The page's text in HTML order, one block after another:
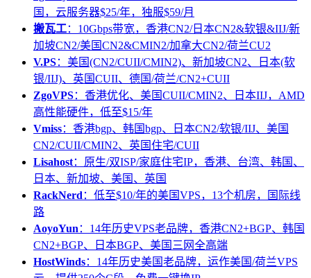
国，云服务器$25/年，独服$59/月
搬瓦工：10Gbps带宽，香港CN2/日本CN2&软银&IIJ/新
加坡CN2/美国CN2&CMIN2/加拿大CN2/荷兰CU2
V.PS：美国(CN2/CUII/CMIN2)、新加坡CN2、日本(软
银/IIJ)、英国CUII、德国/荷兰/CN2+CUII
ZgoVPS：香港优化、美国CUII/CMIN2、日本IIJ，AMD
高性能硬件，低至$15/年
Vmiss：香港bgp、韩国bgp、日本CN2/软银/IIJ、美国
CN2/CUII/CMIN2、英国住宅/CUII
Lisahost：原生/双ISP/家庭住宅IP，香港、台湾、韩国、
日本、新加坡、美国、英国
RackNerd ：低至$10/年的美国VPS，13个机房，国际线
路
AoyoYun ：14年历史VPS老品牌，香港CN2+BGP、韩国
CN2+BGP、日本BGP、美国三网全高端
HostWinds：14年历史美国老品牌，运作美国/荷兰VPS